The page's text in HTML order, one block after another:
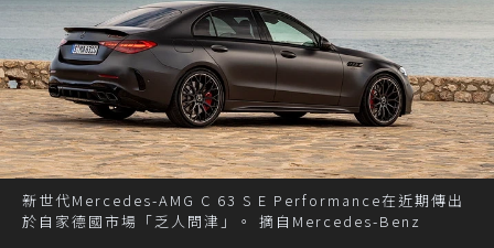
新世代Mercedes-AMG C 63 S E Performance在近期傳出
於自家德國市場「乏人問津」。 摘自Mercedes-Benz